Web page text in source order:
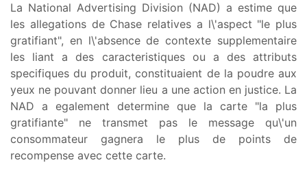
La National Advertising Division (NAD) a estime que
les allegations de Chase relatives a l\'aspect "le plus
gratifiant", en l\'absence de contexte supplementaire
les liant a des caracteristiques ou a des attributs
specifiques du produit, constituaient de la poudre aux
yeux ne pouvant donner lieu a une action en justice. La
NAD a egalement determine que la carte "la plus
gratifiante" ne transmet pas le message qu\'un
consommateur gagnera le plus de points de
recompense avec cette carte.